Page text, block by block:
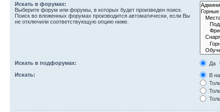
Искать в форумах:
Выберите форум или форумы, в которых будет произведен поиск.
Поиск во вложенных форумах производится автоматически, если Вы
не отключили соответствующую опцию ниже.
Искать в подфорумах:
Да
Искать:
В